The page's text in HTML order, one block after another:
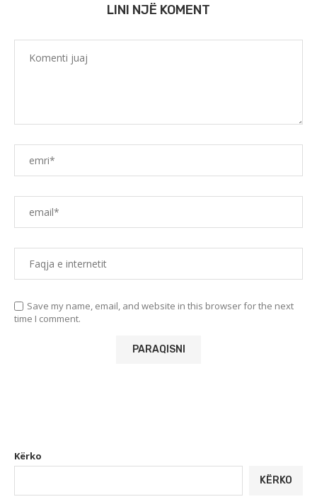
LINI NJË KOMENT
Save my name, email, and website in this browser for the next
time I comment.
Kërko
KËRKO